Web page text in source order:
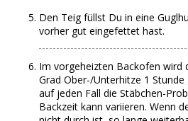
Den Teig füllst Du in eine
vorher gut eingefettet hast.
Im vorgeheizten Backofen wird
Grad Ober-/Unterhitze 1 Stunde
auf jeden Fall die Stäbchen-
Backzeit kann variieren. Wenn